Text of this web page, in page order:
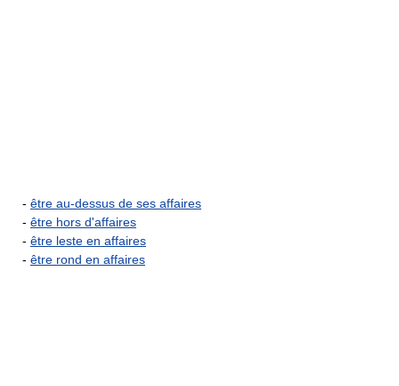
- être au-dessus de ses affaires
- être hors d'affaires
- être leste en affaires
- être rond en affaires